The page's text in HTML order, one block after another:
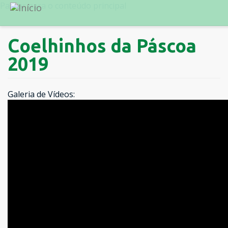
Passar para o conteúdo principal
Coelhinhos da Páscoa
2019
Galeria de Vídeos: